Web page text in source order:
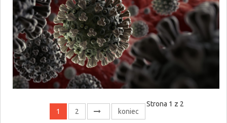
Strona 1 z 2
1
2 koniec